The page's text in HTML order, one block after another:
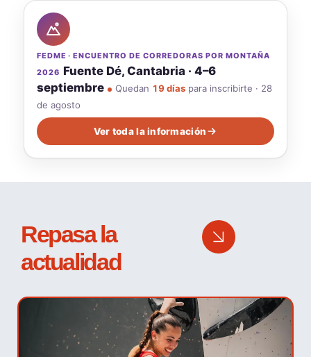
FEDME · ENCUENTRO DE CORREDORAS POR MONTAÑA
2026 Fuente Dé, Cantabria · 4–6
septiembre
Quedan 19 días para inscribirte · 28
de agosto
Ver toda la información
Repasa la
actualidad